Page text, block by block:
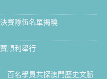
賽隊伍名單揭曉
順利舉行
百名學員共探澳門歷史文脈